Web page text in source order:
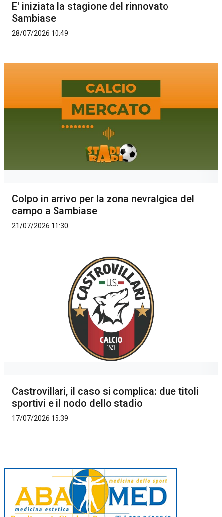
E' iniziata la stagione del rinnovato
Sambiase
28/07/2026 10:49
Colpo in arrivo per la zona nevralgica del
campo a Sambiase
21/07/2026 11:30
Castrovillari, il caso si complica: due titoli
sportivi e il nodo dello stadio
17/07/2026 15:39